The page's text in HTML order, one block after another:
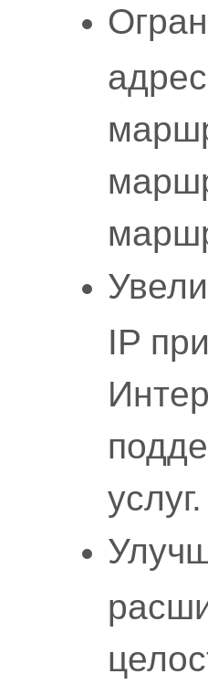
IP
услуг.